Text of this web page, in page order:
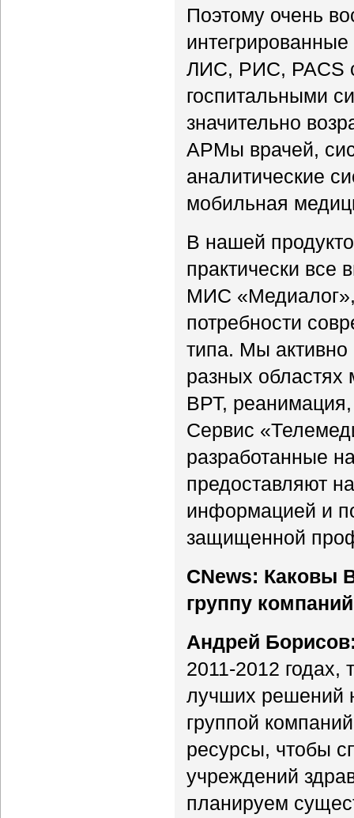
Поэтому очень
ЛИС, РИС, PACS
госпитальными
значительно
АРМы врачей,
аналитические
мобильная
В нашей
практически
МИС «Медиалог»,
потребности
типа. Мы
разных областях
ВРТ, реанимация,
Сервис
разработанные
предоставляют
информацией и
защищенной
CNews: Каковы
группу
Андрей
2011-2012 годах,
лучших решений
группой
ресурсы, чтобы
учреждений
планируем